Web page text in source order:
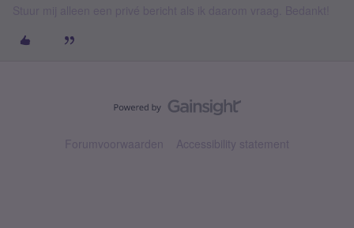
Forumvoorwaarden Accessibility statement